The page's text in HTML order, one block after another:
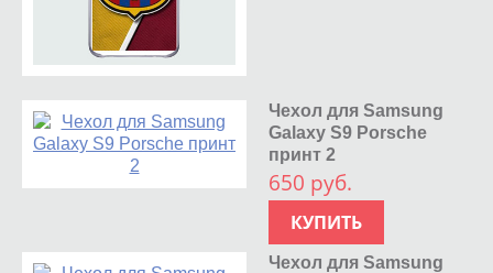
Чехол для Samsung
Galaxy S9 Porsche
принт 2
650 руб.
КУПИТЬ
Чехол для Samsung